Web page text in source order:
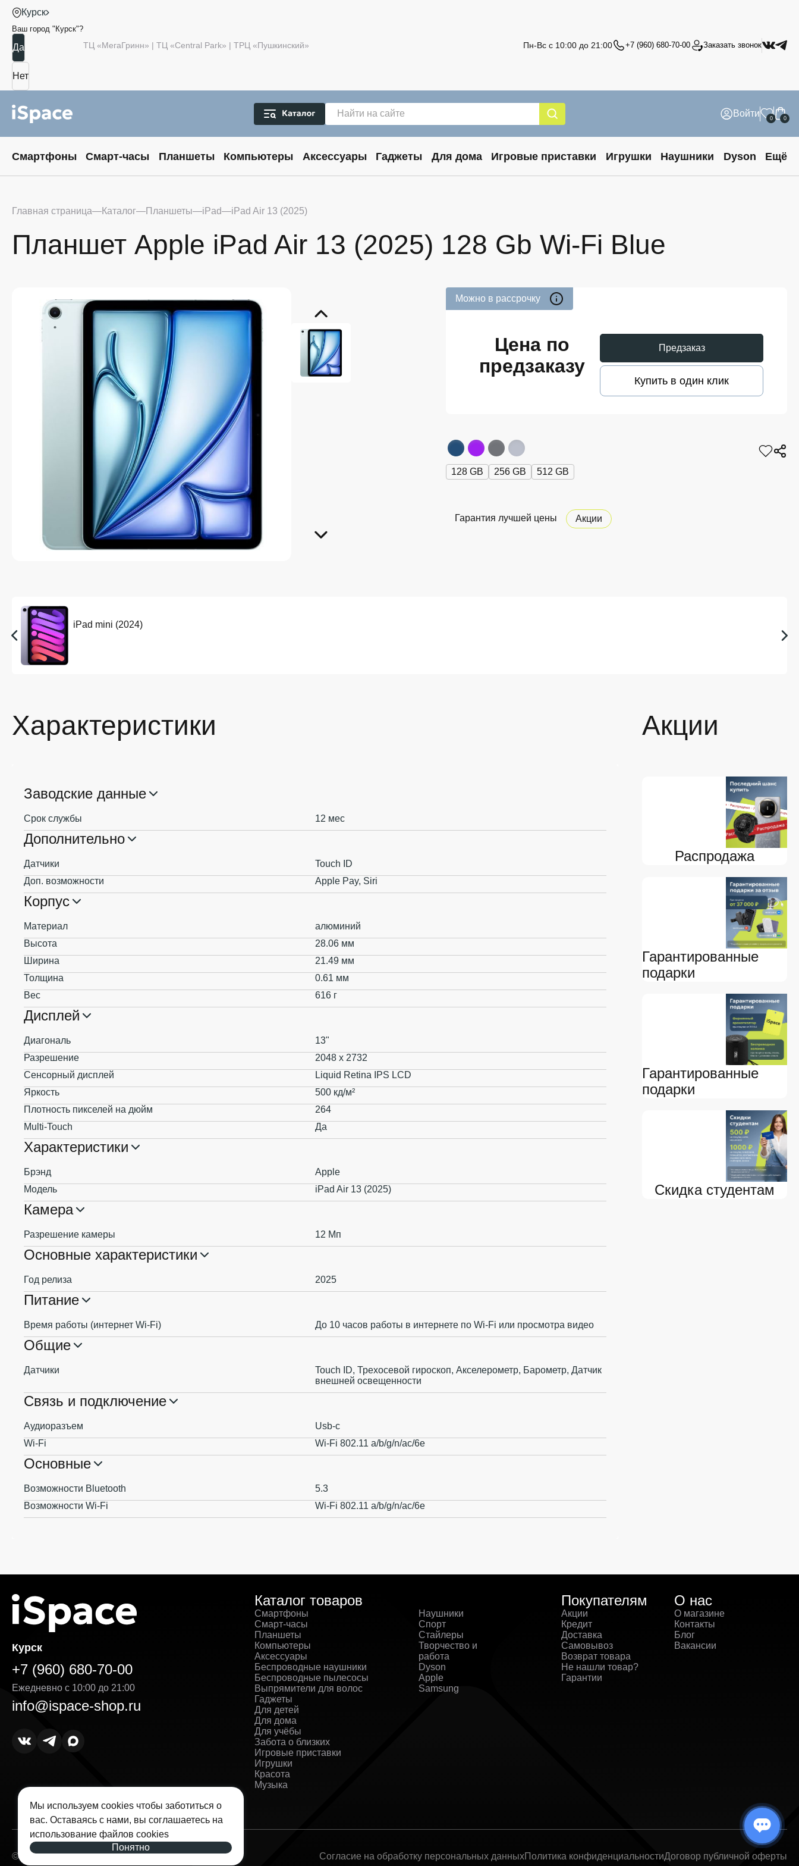
Курск
Ваш город " Курск"?
ТЦ «МегаГринн» | ТЦ «Central Park» | ТРЦ «Пушкинский» Пн-Вс с 10:00 до 21:00 +7 (960) 680-70-00 Заказать звонок
Войти 0 0
Смартфоны Смарт-часы Планшеты Компьютеры Аксессуары Гаджеты Для дома Игровые приставки Игрушки Наушники Dyson Ещё
Главная страница Каталог Планшеты iPad iPad Air 13 (2025)
Планшет Apple iPad Air 13 (2025) 128 Gb Wi-Fi Blue
Можно в рассрочку
Цена по
предзаказу
Предзаказ
Купить в один клик
128 GB 256 GB 512 GB
Гарантия лучшей цены Акции
iPad mini (2024)
Акции
Распродажа
Гарантированные
подарки
Гарантированные
подарки
Скидка студентам
Характеристики
Заводские данные
Срок службы 12 мес
Дополнительно
Датчики
Touch ID
Доп. возможности
Apple Pay, Siri
Корпус
Материал
алюминий
Высота
28.06 мм
Ширина
21.49 мм
Толщина
0.61 мм
Вес
616 г
Дисплей
Диагональ
13"
Разрешение
2048 x 2732
Сенсорный дисплей
Liquid Retina IPS LCD
Яркость
500 кд/м²
Плотность пикселей на дюйм
264
Multi-Touch
Да
Характеристики
Брэнд
Apple
Модель
iPad Air 13 (2025)
Камера
Разрешение камеры 12 Мп
Основные характеристики
Год релиза 2025
Питание
Время работы (интернет Wi-Fi) До 10 часов работы в интернете по Wi‑Fi или просмотра видео
Общие
Датчики
Touch ID, Трехосевой гироскоп, Акселерометр, Барометр, Датчик
внешней освещенности
Связь и подключение
Аудиоразъем
Usb-c
Wi-Fi
Wi-Fi 802.11 a/b/g/n/ac/6e
Основные
Возможности Bluetooth
5.3
Возможности Wi-Fi
Wi-Fi 802.11 a/b/g/n/ac/6e
Мы используем cookies чтобы заботиться о
вас. Оставаясь с нами, вы соглашаетесь на
использование файлов cookies
Понятно
Курск
+7 (960) 680-70-00
Ежедневно с 10:00 до 21:00
info@ispace-shop.ru
Каталог товаров
Смартфоны
Смарт-часы
Планшеты
Компьютеры
Аксессуары
Беспроводные наушники
Беспроводные пылесосы
Выпрямители для волос
Гаджеты
Для детей
Для дома
Для учёбы
Забота о близких
Игровые приставки
Игрушки
Красота
Музыка
Наушники
Спорт
Стайлеры
Творчество и
работа
Dyson
Apple
Samsung
Покупателям
Акции
Кредит
Доставка
Самовывоз
Возврат товара
Не нашли товар?
Гарантии
О нас
О магазине
Контакты
Блог
Вакансии
© 2026 — iSpace. Все права защищены. Согласие на обработку персональных данныхПолитика конфиденциальностиДоговор публичной оферты